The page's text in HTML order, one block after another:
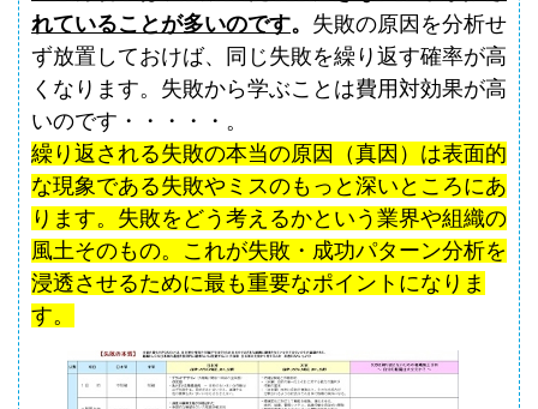
れていることが多いのです。 失敗の原因を分析せ
ず放置しておけば、同じ失敗を繰り返す確率が高
くなります。失敗から学ぶことは費用対効果が高
いのです・・・・・ 。
繰り返される失敗の本当の原因（真因）は表面的
な現象である失敗やミスのもっと深いところにあ
ります。失敗をどう考えるかという業界や組織の
風土そのもの。これが失敗・成功パターン分析を
浸透させるために最も重要なポイントになりま
す。